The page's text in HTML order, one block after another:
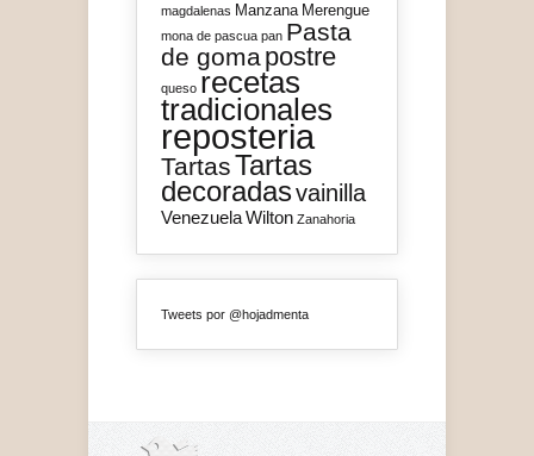
magdalenas Manzana Merengue
mona de pascua pan Pasta
de gomapostre
queso recetas
tradicionales
reposteria
TartasTartas
decoradasvainilla
VenezuelaWilton Zanahoria
Tweets por @hojadmenta